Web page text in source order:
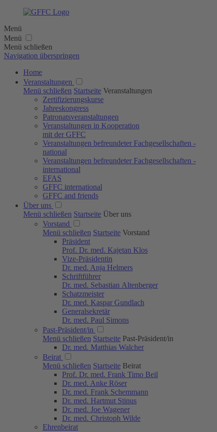
Menü
Menü
Menü schließen
Navigation überspringen
Home
Veranstaltungen
Menü schließen Startseite Veranstaltungen
Zertifizierungs­kurse
Jahres­kongress
Patronats­veranstaltungen
Veranstaltungen in Kooperation
mit der GFFC
Veranstaltungen befreundeter Fachgesellschaften -
national
Veranstaltungen befreundeter Fachgesellschaften -
international
EFAS
GFFC international
GFFC and friends
Über uns
Menü schließen Startseite Über uns
Vorstand
Menü schließen Startseite Vorstand
Präsident
Prof. Dr. med. Kajetan Klos
Vize-Präsidentin
Dr. med. Anja Helmers
Schriftführer
Dr. med. Sebastian Altenberger
Schatzmeister
Dr. med. Kaspar Gundlach
Generalsekretär
Dr. med. Paul Simons
Past-Präsident/in
Menü schließen Startseite Past-Präsident/in
Dr. med. Matthias Walcher
Beirat
Menü schließen Startseite Beirat
Prof. Dr. med. Frank Timo Beil
Dr. med. Anke Röser
Dr. med. Frank Schemmann
Dr. med. Hartmut Stinus
Dr. med. Joe Wagener
Dr. med. Christoph Wilde
Ehrenbeirat